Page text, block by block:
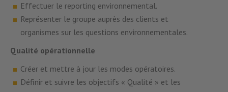
Effectuer le reporting environnemental.
Représenter le groupe auprès des clients et
organismes sur les questions environnementales.
Qualité opérationnelle
Créer et mettre à jour les modes opératoires.
Définir et suivre les objectifs « Qualité » et les